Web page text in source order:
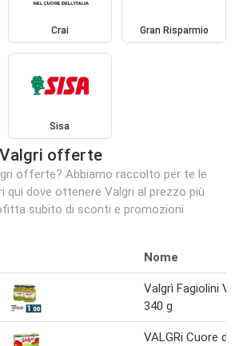
Crai Gran Risparmio
Sisa
offerte
offerte? Abbiamo raccolto per te le
dove ottenere Valgri al prezzo più
subito di sconti e promozioni
Nome
Valgrì Fagiolini
340 g
VALGRi Cuore di